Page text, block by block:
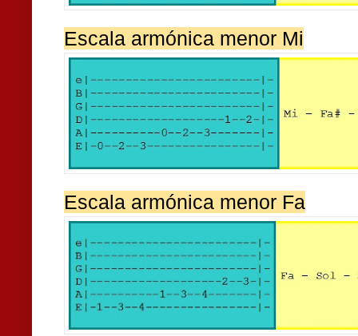
Escala armónica menor Mi
Escala armónica menor Fa